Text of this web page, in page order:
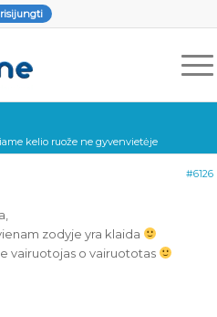
kelio ruože ne gyvenvietėje
#6126
zodyje yra klaida
vairuotojas o vairuototas